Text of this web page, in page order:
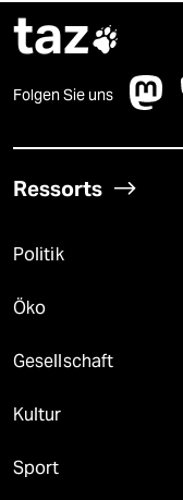
taz
Folgen Sie uns
Ressorts
Politik
Öko
Gesellschaft
Kultur
Sport